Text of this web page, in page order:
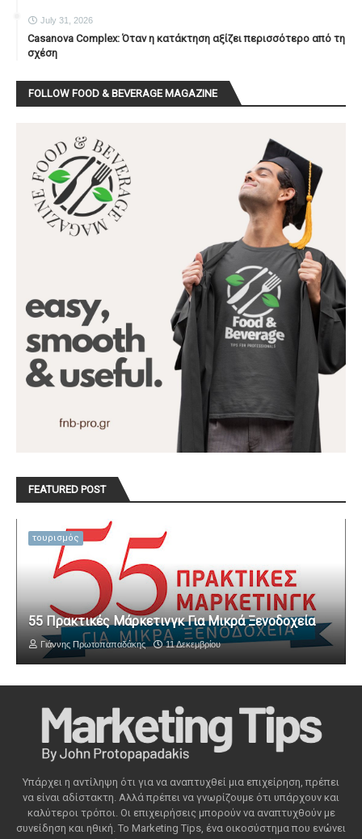
July 31, 2026
Casanova Complex: Όταν η κατάκτηση αξίζει περισσότερο από τη
σχέση
FOLLOW FOOD & BEVERAGE MAGAZINE
FEATURED POST
τουρισμός
55 Πρακτικές Μάρκετινγκ Για Μικρά Ξενοδοχεία
Γιάννης Πρωτοπαπαδάκης 11 Δεκεμβρίου
Υπάρχει η αντίληψη ότι για να αναπτυχθεί μια επιχείρηση, πρέπει
να είναι αδίστακτη. Αλλά πρέπει να γνωρίζουμε ότι υπάρχουν και
καλύτεροι τρόποι. Οι επιχειρήσεις μπορούν να αναπτυχθούν με
συνείδηση ​​και ηθική. Το Marketing Tips, ένα οικοσύστημα που ενώνει